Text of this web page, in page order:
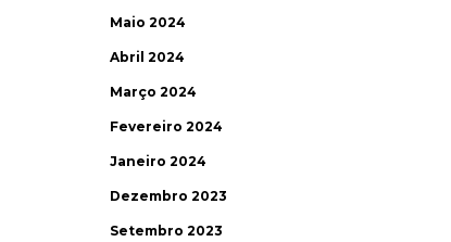
Maio 2024
Abril 2024
Março 2024
Fevereiro 2024
Janeiro 2024
Dezembro 2023
Setembro 2023